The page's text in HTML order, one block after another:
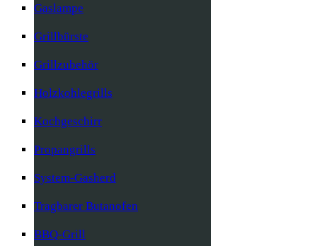
Gaslampe
Grillbürste
Grillzubehör
Holzkohlegrills
Kochgeschirr
Propangrills
System-Gasherd
Tragbarer Butanofen
BBQ-Grill